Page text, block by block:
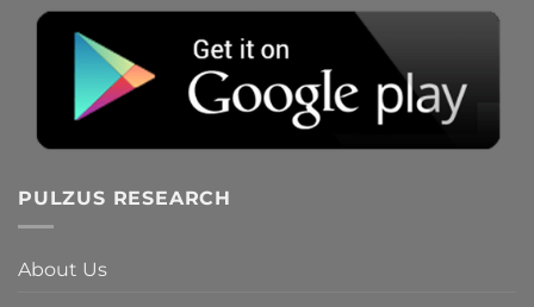
PULZUS RESEARCH
About Us